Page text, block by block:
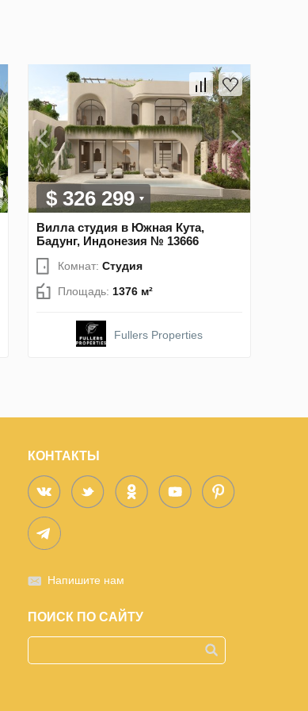
$ 326 299
Вилла студия в Южная Кута,
Бадунг, Индонезия № 13666
Комнат: Студия
Площадь: 1376 м²
Fullers Properties
КОНТАКТЫ
Напишите нам
ПОИСК ПО САЙТУ